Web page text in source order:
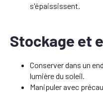
s'épaississent.
Stockage et
Conserver dans un
lumière du soleil.
Manipuler avec